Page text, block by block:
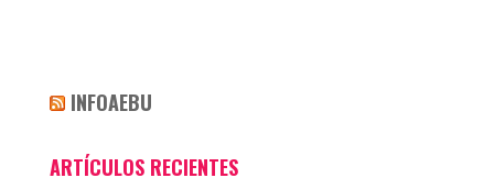
INFOAEBU
ARTÍCULOS RECIENTES